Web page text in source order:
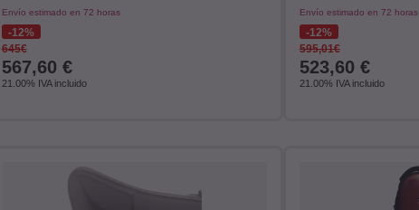
Envío estimado en 72 horas
12%
645€
567,60 €
21.00% IVA incluido
Envío estimado en 72 horas
12%
595,01€
523,60 €
21.00% IVA incluido